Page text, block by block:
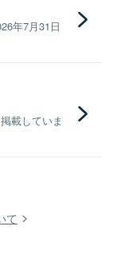
年7月31日
載していま
て